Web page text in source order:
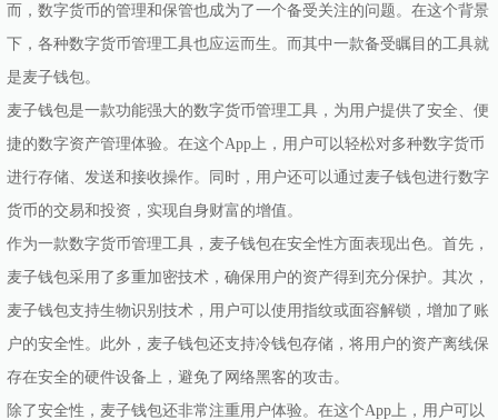
而，数字货币的管理和保管也成为了一个备受关注的问题。在这个背景
下，各种数字货币管理工具也应运而生。而其中一款备受瞩目的工具就
是麦子钱包。
麦子钱包是一款功能强大的数字货币管理工具，为用户提供了安全、便
捷的数字资产管理体验。在这个App上，用户可以轻松对多种数字货币
进行存储、发送和接收操作。同时，用户还可以通过麦子钱包进行数字
货币的交易和投资，实现自身财富的增值。
作为一款数字货币管理工具，麦子钱包在安全性方面表现出色。首先，
麦子钱包采用了多重加密技术，确保用户的资产得到充分保护。其次，
麦子钱包支持生物识别技术，用户可以使用指纹或面容解锁，增加了账
户的安全性。此外，麦子钱包还支持冷钱包存储，将用户的资产离线保
存在安全的硬件设备上，避免了网络黑客的攻击。
除了安全性，麦子钱包还非常注重用户体验。在这个App上，用户可以